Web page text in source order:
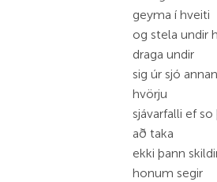
geyma í hveiti
og stela undir
draga undir
sig úr sjó
hvörju
sjávarfalli ef
að taka
ekki þann
honum segir